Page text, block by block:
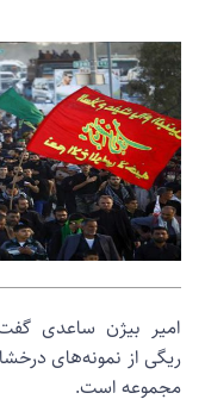
بیژن ساعدی
از نمونه‌های درخشان
است.